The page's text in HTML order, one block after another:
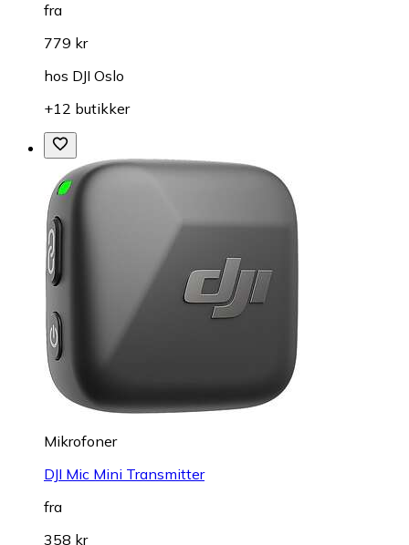
fra
779 kr
hos DJI Oslo
+12 butikker
Mikrofoner
DJI Mic Mini Transmitter
fra
358 kr